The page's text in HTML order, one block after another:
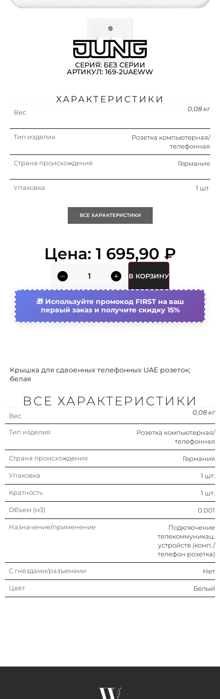
СЕРИЯ: БЕЗ СЕРИИ
АРТИКУЛ: 169-2UAEWW
Крышка для сдвоенных телефонных UAE розеток;
белая
ХАРАКТЕРИСТИКИ
Вес 0,08 кг
Тип изделия
Розетка компьютерная/
телефонная
Страна происхождения Германия
Упаковка 1 шт.
Назначение/применение
Подключение
устройств (комп./
телефон розетка)
С гнездами/разъемами Нет
ВСЕ ХАРАКТЕРИСТИКИ
Цена: 1 695,90 ₽
В КОРЗИНУ
Используйте промокод FIRST на ваш
первый заказ и получите скидку 15%
ВСЕ ХАРАКТЕРИСТИКИ
Вес 0,08 кг
Тип изделия
Розетка компьютерная/
телефонная
Страна происхождения Германия
Упаковка 1 шт.
Кратность 1 шт.
Объем (м3) 0.001
Назначение/применение
Подключение
телекоммуникац.
устройств (комп./
телефон розетка)
С гнездами/разъемами Нет
Цвет Белый